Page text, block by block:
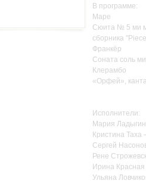
В программе:
Маре
Сюита № 5 ми
сборника
Франкёр
Соната соль
Клерамбо
«Орфей»,
Исполнители:
Мария
Кристина Таха
Сергей
Рене
Ирина Красная
Ульяна